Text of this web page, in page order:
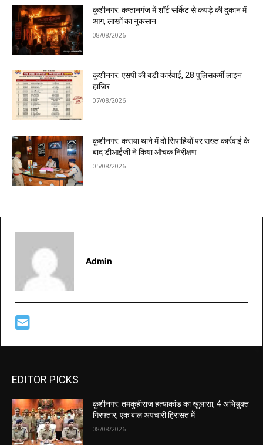
कुशीनगर: कप्तानगंज में शॉर्ट सर्किट से कपड़े की दुकान में
आग, लाखों का नुकसान
08/08/2026
कुशीनगर: एसपी की बड़ी कार्रवाई, 28 पुलिसकर्मी लाइन
हाजिर
07/08/2026
कुशीनगर: कसया थाने में दो सिपाहियों पर सख्त कार्रवाई के
बाद डीआईजी ने किया औचक निरीक्षण
05/08/2026
Admin
EDITOR PICKS
कुशीनगर: तमकुहीराज हत्याकांड का खुलासा, 4 अभियुक्त
गिरफ्तार, एक बाल अपचारी हिरासत में
08/08/2026